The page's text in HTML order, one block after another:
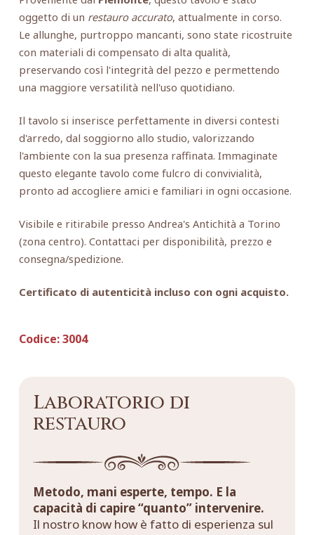
oggetto di un restauro accurato, attualmente in corso.
Le allunghe, purtroppo mancanti, sono state ricostruite
con materiali di compensato di alta qualità,
preservando così l'integrità del pezzo e permettendo
una maggiore versatilità nell'uso quotidiano.
Il tavolo si inserisce perfettamente in diversi contesti
d'arredo, dal soggiorno allo studio, valorizzando
l'ambiente con la sua presenza raffinata. Immaginate
questo elegante tavolo come fulcro di convivialità,
pronto ad accogliere amici e familiari in ogni occasione.
Visibile e ritirabile presso Andrea's Antichità a Torino
(zona centro). Contattaci per disponibilità, prezzo e
consegna/spedizione.
Certificato di autenticità incluso con ogni acquisto.
Codice:3004
Laboratorio di
restauro
Metodo, mani esperte, tempo. E la
capacità di capire “quanto” intervenire.
Il nostro know how è fatto di esperienza sul